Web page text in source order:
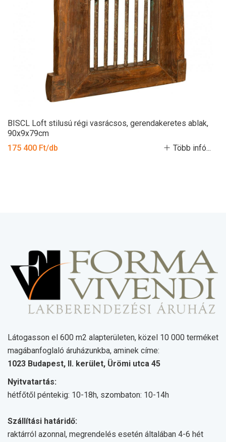
BISCL Loft stilusú régi vasrácsos, gerendakeretes ablak,
90x9x79cm
175 400 Ft/db
Több infó...
Látogasson el 600 m2 alapterületen, közel 10 000 terméket
magábanfoglaló áruházunkba, aminek címe:
1023 Budapest, II. kerület, Ürömi utca 45
Nyitvatartás:
hétfőtől péntekig: 10-18h, szombaton: 10-14h
Szállítási határidő:
raktárról azonnal, megrendelés esetén általában 4-6 hét